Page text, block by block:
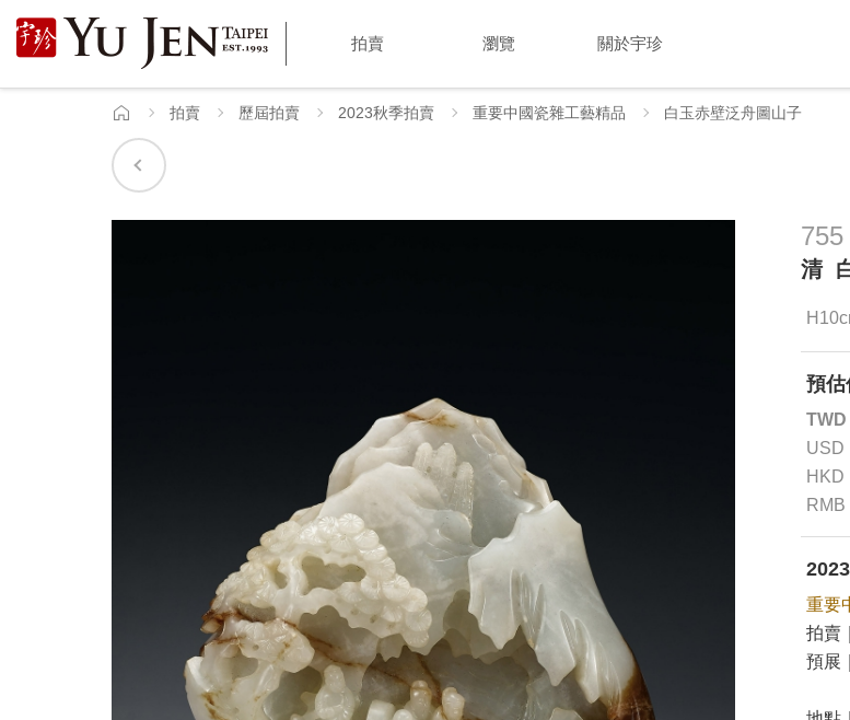
宇
珍
拍賣 瀏覽 關於宇珍
首
頁
拍賣 歷屆拍賣 2023秋季拍賣 重要中國瓷雜工藝精品 白玉赤壁泛舟圖山子
755
清
預估
TWD
USD
HKD
RMB
重要
拍賣｜
預展｜